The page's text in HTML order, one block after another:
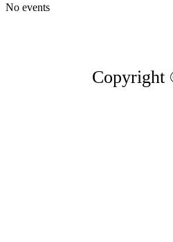
No events
Copyright